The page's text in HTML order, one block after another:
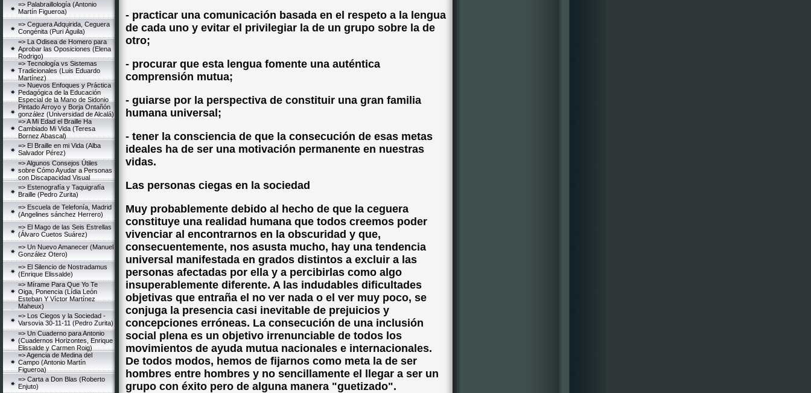
=> Palabraillología (Antonio
Martín Figueroa)
=> Ceguera Adquirida, Ceguera
Congénita (Puri Águila)
=> La Odisea de Homero para
Aprobar las Oposiciones (Elena
Rodrigo)
=> Tecnología vs Sistemas
Tradicionales (Luis Eduardo
Martínez)
=> Nuevos Enfoques y Práctica
Pedagógica de la Educación
Especial de la Mano de Sidonio
Pintado Arroyo y Borja Ontañón
gonzález (Universidad de Alcalá)
=> A Mi Edad el Braille Ha
Cambiado Mi Vida (Teresa
Bornez Abascal)
=> El Braille en mi Vida (Alba
Salvador Pérez)
=> Algunos Consejos Útiles
sobre Cómo Ayudar a Personas
con Discapacidad Visual
=> Estenografía y Taquigrafía
Braille (Pedro Zurita)
=> Escuela de Telefonía, Madrid
(Angelines sánchez Herrero)
=> El Mago de las Seis Estrellas
(Álvaro Cuetos Suárez)
=> Un Nuevo Amanecer (Manuel
González Otero)
=> El Silencio de Nostradamus
(Enrique Elissalde)
=> Mírame Para Que Yo Te
Oiga, Ponencia (Lídia León
Esteban Y Víctor Martínez
Maheux)
=> Los Ciegos y la Sociedad -
Varsovia 30-11-11 (Pedro Zurita)
=> Un Cuaderno para Antonio
(Cuadernos Horizontes, Enrique
Elissalde y Carmen Roig)
=> Agencia de Medina del
Campo (Antonio Martín
Figueroa)
=> Carta a Don Blas (Roberto
Enjuto)
- practicar una comunicación basada en el respeto a la lengua
de cada uno y evitar el privilegiar la de un grupo sobre la de
otro;
- procurar que esta lengua fomente una auténtica
comprensión mutua;
- guiarse por la perspectiva de constituir una gran familia
humana universal;
- tener la consciencia de que la consecución de esas metas
ideales ha de ser una motivación permanente en nuestras
vidas.
Las personas ciegas en la sociedad
Muy probablemente debido al hecho de que la ceguera
constituye una realidad humana que todos creemos poder
vivenciar al encontrarnos en la obscuridad y que,
consecuentemente, nos asusta mucho, hay una tendencia
universal manifestada en grados distintos a excluir a las
personas afectadas por ella y a percibirlas como algo
insuperablemente diferente. A las indudables dificultades
objetivas que entraña el no ver nada o el ver muy poco, se
conjuga la presencia casi inevitable de prejuicios y
concepciones erróneas. La consecución de una inclusión
social plena es un objetivo irrenunciable de todos los
movimientos de ayuda mutua nacionales e internacionales.
De todos modos, hemos de fijarnos como meta la de ser
hombres entre hombres y no sencillamente el llegar a ser un
grupo con éxito pero de alguna manera "guetizado".